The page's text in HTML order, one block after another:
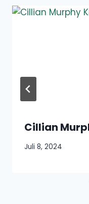
Cillian
Juli 8, 2024